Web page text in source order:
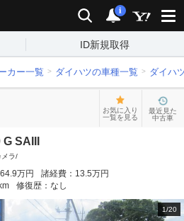
検索 通知
i
ID新規取得
カー一覧 ダイハツの車種一覧 ダイハ
お気に入り
一覧を見る
最近見た
中古車
SAIII
ラ/
64.9万円 諸経費： 13.5万円
修復歴： なし
1/20